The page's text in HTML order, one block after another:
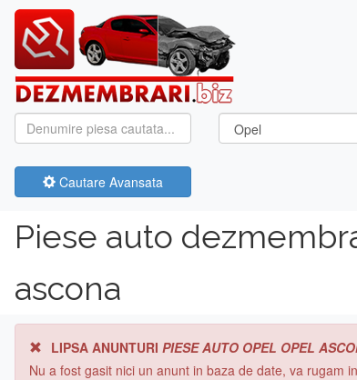
Cautare Avansata
Piese auto
ascona
LIPSA ANUNTURI PIESE AUTO OPEL OPEL
Nu a fost gasit nici un anunt in baza de date, va rugam